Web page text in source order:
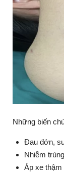
Những biến
Đau đớn,
Nhiễm
Áp xe